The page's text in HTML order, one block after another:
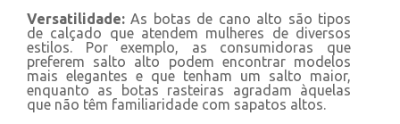
Versatilidade:As botas de cano alto são tipos
de calçado que atendem mulheres de diversos
estilos. Por exemplo, as consumidoras que
preferem salto alto podem encontrar modelos
mais elegantes e que tenham um salto maior,
enquanto as botas rasteiras agradam àquelas
que não têm familiaridade com sapatos altos.